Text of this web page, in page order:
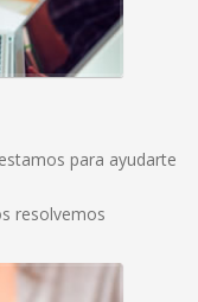
para ayudarte
resolvemos